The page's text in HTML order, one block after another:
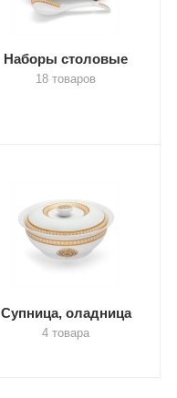
Наборы столовые
18 товаров
Супница, оладница
4 товара